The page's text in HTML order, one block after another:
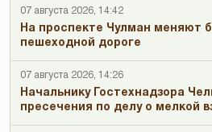
07 августа 2026, 14:42
На проспекте Чулман меняют
пешеходной дороге
07 августа 2026, 14:26
Начальнику Гостехнадзора
пресечения по делу о мелкой